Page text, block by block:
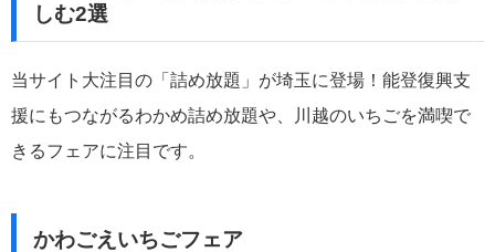
しむ2選
当サイト大注目の「詰め放題」が埼玉に登場！能登復興支
援にもつながるわかめ詰め放題や、川越のいちごを満喫で
きるフェアに注目です。
かわごえいちごフェア